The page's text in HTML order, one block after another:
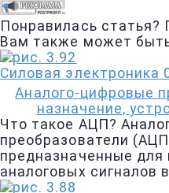
Понравилась статья?
Вам также может
Силовая электроника
Аналого-цифровые
назначение,
Что такое АЦП?
преобразователи
предназначенные для
аналоговых сигналов в